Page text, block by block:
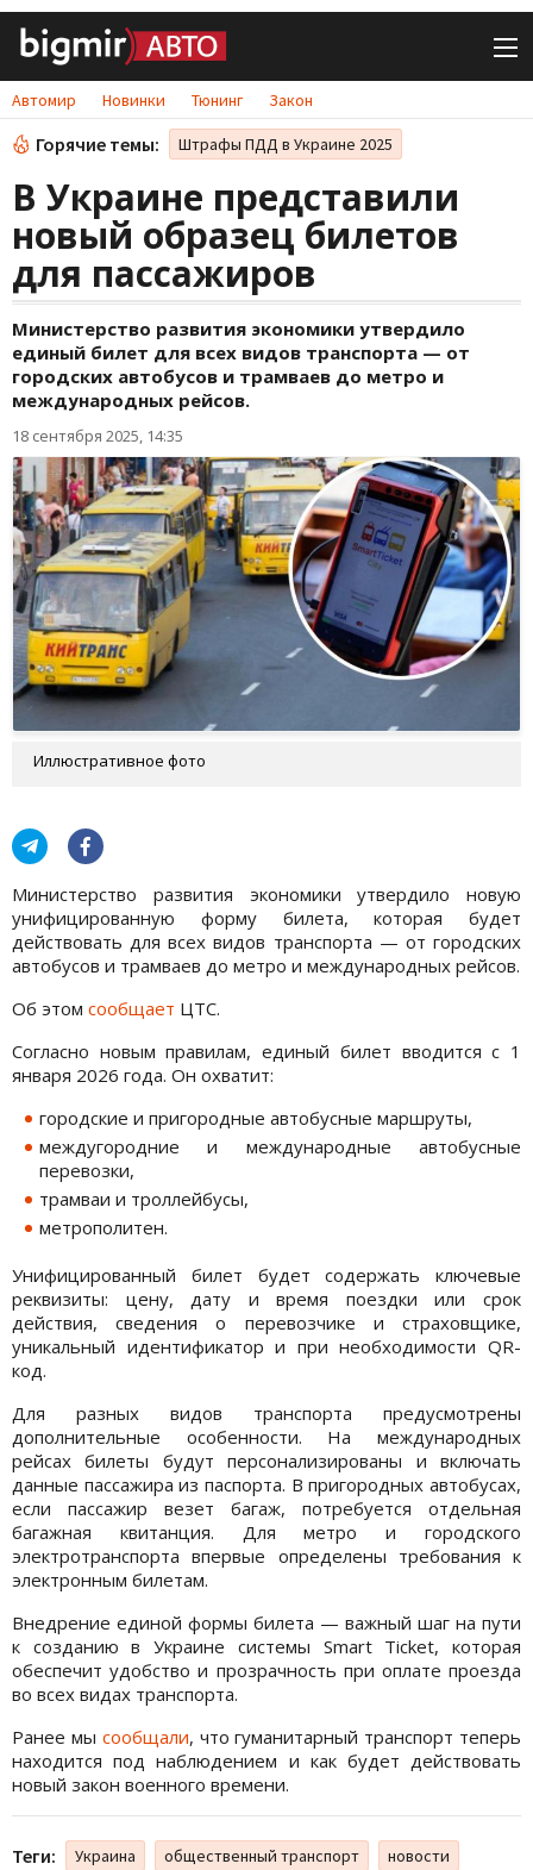
Автомир Новинки Тюнинг Закон
Горячие темы: Штрафы ПДД в Украине 2025
В Украине представили
новый образец билетов
для пассажиров
Министерство развития экономики утвердило
единый билет для всех видов транспорта — от
городских автобусов и трамваев до метро и
международных рейсов.
18 сентября 2025, 14:35
Иллюстративное фото
Министерство развития экономики утвердило новую
унифицированную форму билета, которая будет
действовать для всех видов транспорта — от городских
автобусов и трамваев до метро и международных рейсов.
Об этом сообщает ЦТС.
Согласно новым правилам, единый билет вводится с 1
января 2026 года. Он охватит:
городские и пригородные автобусные маршруты,
междугородние и международные автобусные
перевозки,
трамваи и троллейбусы,
метрополитен.
Унифицированный билет будет содержать ключевые
реквизиты: цену, дату и время поездки или срок
действия, сведения о перевозчике и страховщике,
уникальный идентификатор и при необходимости QR-
код.
Для разных видов транспорта предусмотрены
дополнительные особенности. На международных
рейсах билеты будут персонализированы и включать
данные пассажира из паспорта. В пригородных автобусах,
если пассажир везет багаж, потребуется отдельная
багажная квитанция. Для метро и городского
электротранспорта впервые определены требования к
электронным билетам.
Внедрение единой формы билета — важный шаг на пути
к созданию в Украине системы Smart Ticket, которая
обеспечит удобство и прозрачность при оплате проезда
во всех видах транспорта.
Ранее мы сообщали, что гуманитарный транспорт теперь
находится под наблюдением и как будет действовать
новый закон военного времени.
Теги: Украина общественный транспорт новости